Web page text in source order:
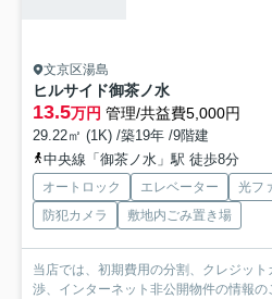
文京区湯島
ヒルサイド御茶ノ水
13.5万円 管理/共益費5,000円
29.22㎡ (1K) /築19年 /9階建
中央線「御茶ノ水」駅 徒歩8分
オートロック エレベーター 光フ
防犯カメラ
敷地内ごみ置き場
当店では、初期費用の分割、クレジッ
渉、インターネット非公開物件の情報